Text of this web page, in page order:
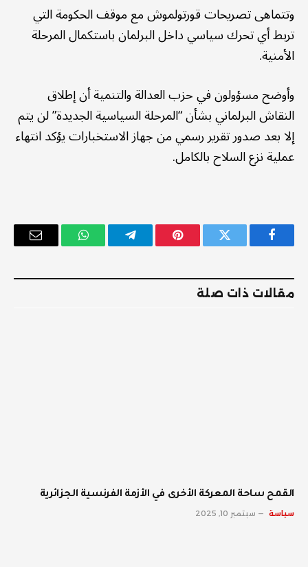
وتتماهى تصريحات قورتولموش مع موقف الحكومة التي
تربط أي تحرك سياسي داخل البرلمان باستكمال المرحلة
الأمنية.
وأوضح مسؤولون في حزب العدالة والتنمية أن إطلاق
النقاش البرلماني بشأن “المرحلة السياسية الجديدة” لن يتم
إلا بعد صدور تقرير رسمي من جهاز الاستخبارات يؤكد انتهاء
عملية نزع السلاح بالكامل.
فيسبوك تويتر بينتيريستتيلقرام واتساب
البريد
مقالات ذات صلة
القمح ساحة المعركة الأخرى في الأزمة الفرنسية الجزائرية
سياسة سبتمبر 10, 2025